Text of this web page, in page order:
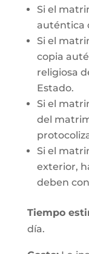
Si el
auténtica
Si el
copia
religiosa
Estado.
Si el
del
Si el
exterior,
deben
Tiempo
día.